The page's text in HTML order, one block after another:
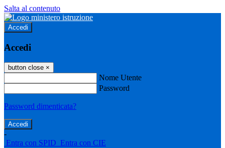
Salta al contenuto
Accedi
Accedi
button close ×
Nome Utente
Password
Password dimenticata?
-
Entra con SPID Entra con CIE